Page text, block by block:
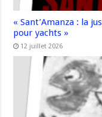
« Sant’Amanza : la
pour yachts »
12 juillet 2026